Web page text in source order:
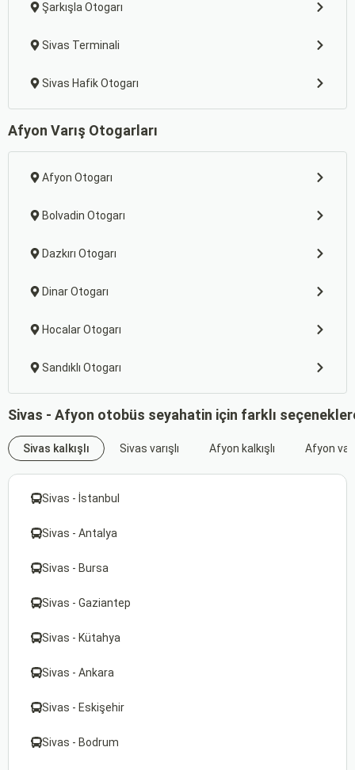
Şarkışla Otogarı
Sivas Terminali
Sivas Hafik Otogarı
Afyon Varış Otogarları
Afyon Otogarı
Bolvadin Otogarı
Dazkırı Otogarı
Dinar Otogarı
Hocalar Otogarı
Sandıklı Otogarı
Sivas - Afyon otobüs seyahatin için farklı
Sivas kalkışlı Sivas varışlı Afyon kalkışlı Afyon
Sivas - İstanbul
Sivas - Antalya
Sivas - Bursa
Sivas - Gaziantep
Sivas - Kütahya
Sivas - Ankara
Sivas - Eskişehir
Sivas - Bodrum